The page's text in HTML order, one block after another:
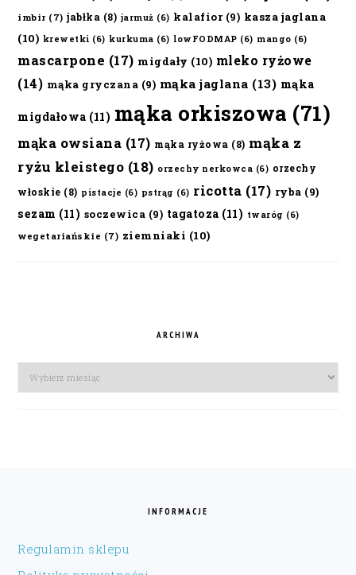
imbir (7) jabłka (8) jarmuż (6) kalafior(9) kasza jaglana
(10) krewetki (6) kurkuma (6) lowFODMAP (6) mango (6)
mascarpone (17) migdały (10) mleko ryżowe
(14) mąka gryczana (9) mąka jaglana (13) mąka
migdałowa (11) mąka orkiszowa (71)
mąka owsiana (17) mąka ryżowa (8) mąka z
ryżu kleistego (18) orzechy nerkowca (6) orzechy
włoskie (8) pistacje (6) pstrąg (6) ricotta (17) ryba (9)
sezam (11) soczewica (9) tagatoza (11) twaróg (6)
wegetariańskie (7) ziemniaki (10)
ARCHIWA
Archiwa
INFORMACJE
Regulamin sklepu